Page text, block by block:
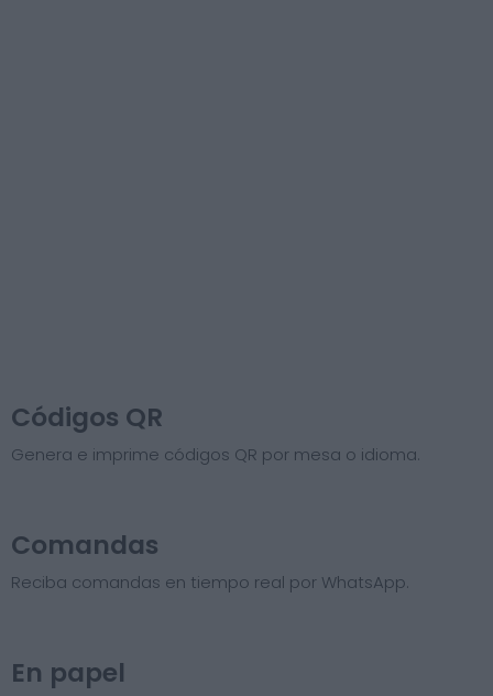
Códigos QR
Genera e imprime códigos QR por mesa o idioma.
Comandas
Reciba comandas en tiempo real por WhatsApp.
En papel